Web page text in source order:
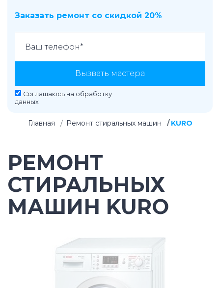
Заказать ремонт со скидкой 20%
Вызвать мастера
Соглашаюсь на обработку
данных
Главная Ремонт стиральных машин KURO
РЕМОНТ
СТИРАЛЬНЫХ
МАШИН KURO